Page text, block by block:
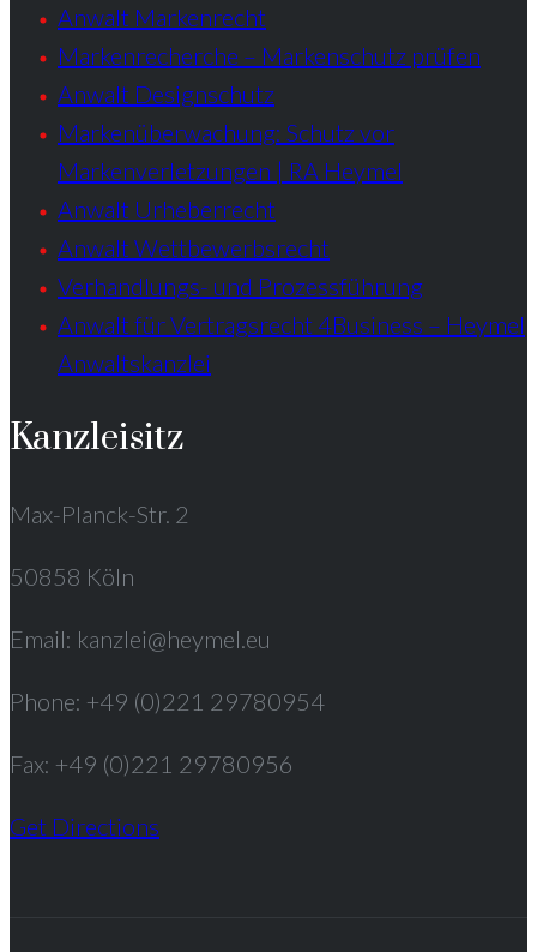
Anwalt Markenrecht
Markenrecherche – Markenschutz prüfen
Anwalt Designschutz
Markenüberwachung: Schutz vor
Markenverletzungen | RA Heymel
Anwalt Urheberrecht
Anwalt Wettbewerbsrecht
Verhandlungs- und Prozessführung
Anwalt für Vertragsrecht 4Business – Heymel
Anwaltskanzlei
Kanzleisitz
Max-Planck-Str. 2
50858 Köln
Email: kanzlei@heymel.eu
Phone: +49 (0)221 29780954
Fax: +49 (0)221 29780956
Get Directions